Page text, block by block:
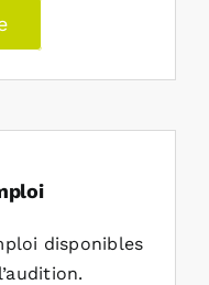
disponibles